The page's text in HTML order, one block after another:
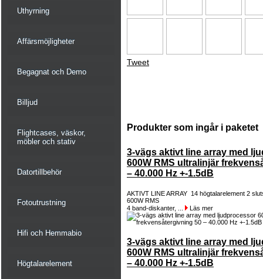
Uthyrning
Affärsmöjligheter
Begagnat och Demo
Billjud
Flightcases, väskor,
möbler och stativ
Datortillbehör
Fotoutrustning
Hifi och Hemmabio
Högtalarelement
Tweet
Produkter som ingår i paketet
3-vägs aktivt line array med
600W RMS ultralinjär
– 40.000 Hz +-1.5dB
AKTIVT LINE ARRAY 14 högtalarelement 2
600W RMS
4 band-diskanter, ...
Läs mer
3-vägs aktivt line array med
600W RMS ultralinjär
– 40.000 Hz +-1.5dB